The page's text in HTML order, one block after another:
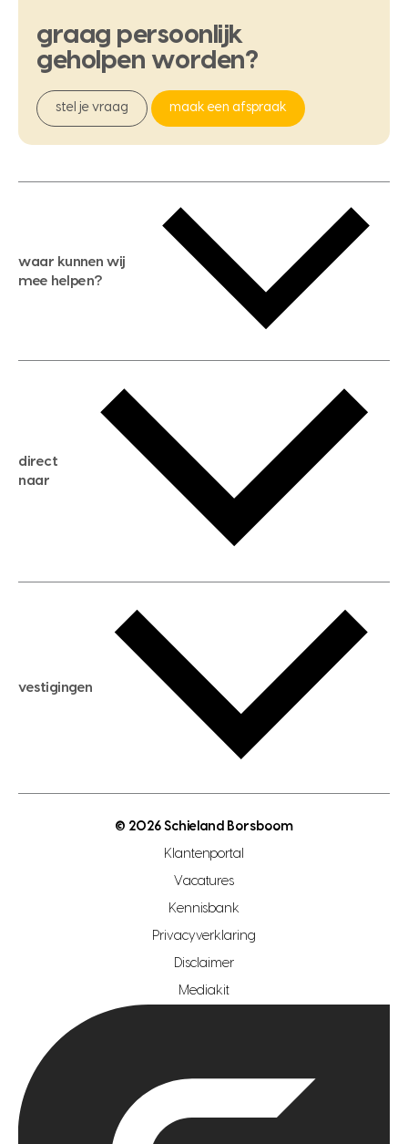
graag persoonlijk
geholpen worden?
stel je vraag maak een afspraak
waar kunnen wij
mee helpen?
gratis zoekservice
huis verkopen
huis kopen
aankoopadvies
verkoopadvies
hypotheekadvies
direct
naar
hypotheek berekenen
maximale hypotheek berekenen
hypotheek bespaarcheck
gratis zoekprofiel aanmaken
open woningwaarde dag
vestigingen
makelaar regio zoetermeer
hypotheekshop regio den haag
hypotheekshop regio rotterdam
© 2026 Schieland Borsboom
Klantenportal
Vacatures
Kennisbank
Privacyverklaring
Disclaimer
Mediakit